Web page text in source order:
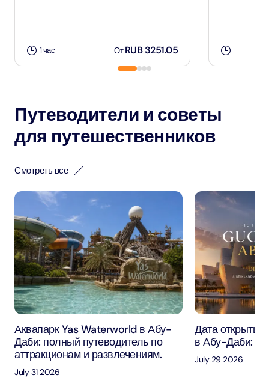
1 час ОтRUB 3251.05
Путеводители и советы
для путешественников
Смотреть все
Аквапарк Yas Waterworld в Абу-
Даби: полный путеводитель по
аттракционам и развлечениям.
July 31 2026
Дата открытия
в Абу-Даби:
July 29 2026